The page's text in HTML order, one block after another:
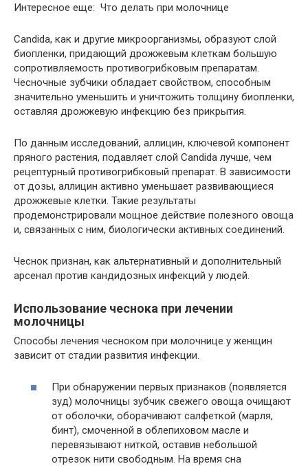
Интересное еще: Что делать при молочнице
Candida, как и другие микроорганизмы, образуют слой
биопленки, придающий дрожжевым клеткам большую
сопротивляемость противогрибковым препаратам.
Чесночные зубчики обладает свойством, способным
значительно уменьшить и уничтожить толщину биопленки,
оставляя дрожжевую инфекцию без прикрытия.
По данным исследований, аллицин, ключевой компонент
пряного растения, подавляет слой Candida лучше, чем
рецептурный противогрибковый препарат. В зависимости
от дозы, аллицин активно уменьшает развивающиеся
дрожжевые клетки. Такие результаты
продемонстрировали мощное действие полезного овоща
и, связанных с ним, биологически активных соединений.
Чеснок признан, как альтернативный и дополнительный
арсенал против кандидозных инфекций у людей.
Использование чеснока при лечении
молочницы
Способы лечения чесноком при молочнице у женщин
зависит от стадии развития инфекции.
При обнаружении первых признаков (появляется
зуд) молочницы зубчик свежего овоща очищают
от оболочки, оборачивают салфеткой (марля,
бинт), смоченной в облепиховом масле и
перевязывают ниткой, оставив небольшой
отрезок нити свободным. На время сна